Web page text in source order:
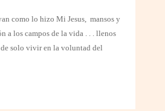
como lo hizo Mi Jesus, mansos y
a los campos de la vida . . . llenos
de solo vivir en la voluntad del